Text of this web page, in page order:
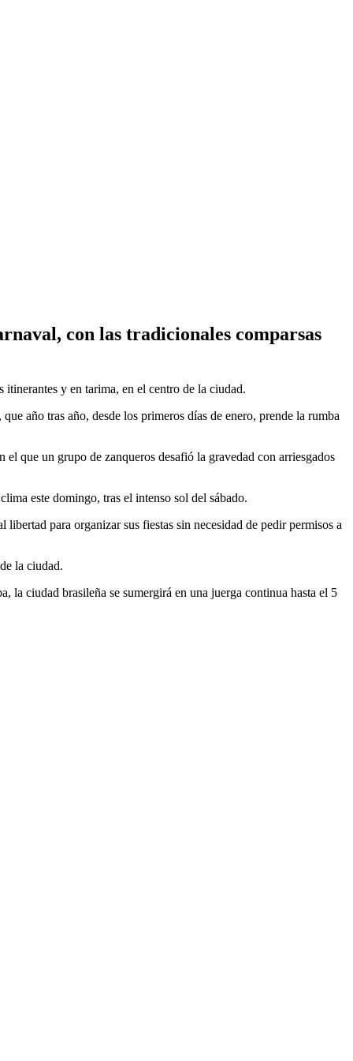
con las tradicionales comparsas
y en tarima, en el centro de la ciudad.
año tras año, desde los primeros días de enero, prende la rumba
el que un grupo de zanqueros desafió la gravedad con arriesgados
este domingo, tras el intenso sol del sábado.
libertad para organizar sus fiestas sin necesidad de pedir permisos a
la ciudad.
la ciudad brasileña se sumergirá en una juerga continua hasta el 5